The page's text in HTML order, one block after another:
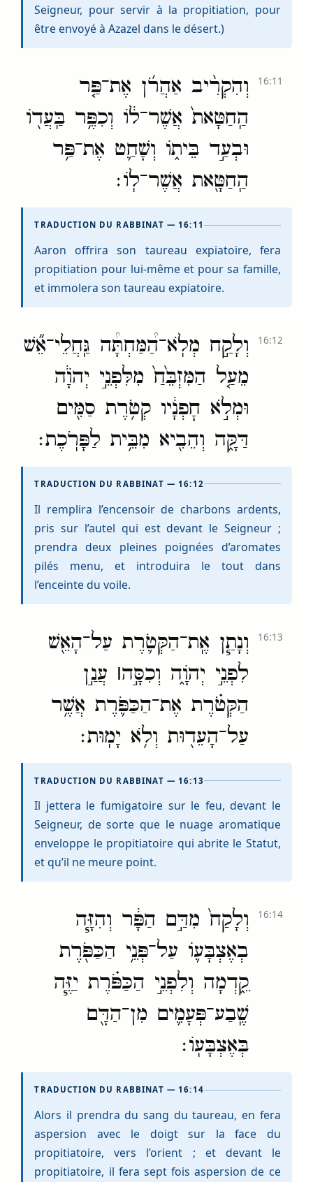
Seigneur, pour servir à la propitiation, pour
être envoyé à Azazel dans le désert.)
וְהִקְרִ֨יב אַהֲרֹ֜ן אֶת־פַּ֤ר
הַֽחַטָּאת֙ אֲשֶׁר־ל֔וֹ וְכִפֶּ֥ר בַּֽעֲד֖וֹ
וּבְעַ֣ד בֵּית֑וֹ וְשָׁחַ֛ט אֶת־פַּ֥ר
הַֽחַטָּ֖את אֲשֶׁר־לֽוֹ׃
16:11
TRADUCTION DU RABBINAT — 16:11
Aaron offrira son taureau expiatoire, fera
propitiation pour lui-même et pour sa famille,
et immolera son taureau expiatoire.
וְלָקַ֣ח מְלֹֽא־הַ֠מַּחְתָּ֠ה גַּֽחֲלֵי־אֵ֞שׁ
מֵעַ֤ל הַמִּזְבֵּ֙חַ֙ מִלִּפְנֵ֣י יְהֹוָ֔ה
וּמְלֹ֣א חׇפְנָ֔יו קְטֹ֥רֶת סַמִּ֖ים
דַּקָּ֑ה וְהֵבִ֖יא מִבֵּ֥ית לַפָּרֹֽכֶת׃
16:12
TRADUCTION DU RABBINAT — 16:12
Il remplira l’encensoir de charbons ardents,
pris sur l’autel qui est devant le Seigneur ;
prendra deux pleines poignées d’aromates
pilés menu, et introduira le tout dans
l’enceinte du voile.
וְנָתַ֧ן אֶֽת־הַקְּטֹ֛רֶת עַל־הָאֵ֖שׁ
לִפְנֵ֣י יְהֹוָ֑ה וְכִסָּ֣ה׀ עֲנַ֣ן
הַקְּטֹ֗רֶת אֶת־הַכַּפֹּ֛רֶת אֲשֶׁ֥ר
עַל־הָעֵד֖וּת וְלֹ֥א יָמֽוּת׃
16:13
TRADUCTION DU RABBINAT — 16:13
Il jettera le fumigatoire sur le feu, devant le
Seigneur, de sorte que le nuage aromatique
enveloppe le propitiatoire qui abrite le Statut,
et qu’il ne meure point.
וְלָקַח֙ מִדַּ֣ם הַפָּ֔ר וְהִזָּ֧ה
בְאֶצְבָּע֛וֹ עַל־פְּנֵ֥י הַכַּפֹּ֖רֶת
קֵ֑דְמָה וְלִפְנֵ֣י הַכַּפֹּ֗רֶת יַזֶּ֧ה
שֶֽׁבַע־פְּעָמִ֛ים מִן־הַדָּ֖ם
בְּאֶצְבָּעֽוֹ׃
16:14
TRADUCTION DU RABBINAT — 16:14
Alors il prendra du sang du taureau, en fera
aspersion avec le doigt sur la face du
propitiatoire, vers l’orient ; et devant le
propitiatoire, il fera sept fois aspersion de ce